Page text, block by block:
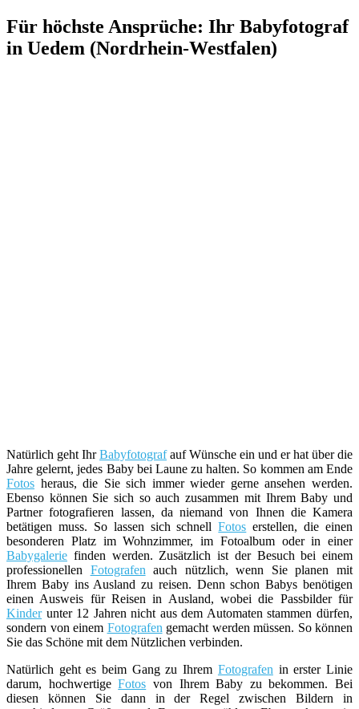
Für höchste Ansprüche: Ihr Babyfotograf
in Uedem (Nordrhein-Westfalen)
Natürlich geht IhrBabyfotografauf Wünsche ein und er hat über die
Jahre gelernt, jedes Baby bei Laune zu halten. So kommen am Ende
Fotos heraus, die Sie sich immer wieder gerne ansehen werden.
Ebenso können Sie sich so auch zusammen mit Ihrem Baby und
Partner fotografieren lassen, da niemand von Ihnen die Kamera
betätigen muss. So lassen sich schnellFotos erstellen, die einen
besonderen Platz im Wohnzimmer, im Fotoalbum oder in einer
Babygalerie finden werden. Zusätzlich ist der Besuch bei einem
professionellen Fotografen auch nützlich, wenn Sie planen mit
Ihrem Baby ins Ausland zu reisen. Denn schon Babys benötigen
einen Ausweis für Reisen in Ausland, wobei die Passbilder für
Kinderunter 12 Jahren nicht aus dem Automaten stammen dürfen,
sondern von einem Fotografen gemacht werden müssen. So können
Sie das Schöne mit dem Nützlichen verbinden.
Natürlich geht es beim Gang zu Ihrem Fotografen in erster Linie
darum, hochwertigeFotos von Ihrem Baby zu bekommen. Bei
diesen können Sie dann in der Regel zwischen Bildern in